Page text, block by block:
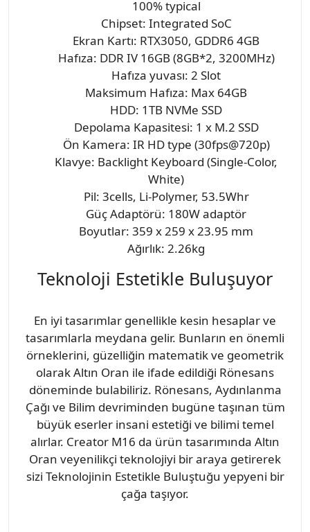
100% typical
Chipset: Integrated SoC
Ekran Kartı: RTX3050, GDDR6 4GB
Hafıza: DDR IV 16GB (8GB*2, 3200MHz)
Hafıza yuvası: 2 Slot
Maksimum Hafıza: Max 64GB
HDD: 1TB NVMe SSD
Depolama Kapasitesi: 1 x M.2 SSD
Ön Kamera: IR HD type (30fps@720p)
Klavye: Backlight Keyboard (Single-Color,
White)
Pil: 3cells, Li-Polymer, 53.5Whr
Güç Adaptörü: 180W adaptör
Boyutlar: 359 x 259 x 23.95 mm
Ağırlık: 2.26kg
Teknoloji Estetikle Buluşuyor
En iyi tasarımlar genellikle kesin hesaplar ve
tasarımlarla meydana gelir. Bunların en önemli
örneklerini, güzelliğin matematik ve geometrik
olarak Altın Oran ile ifade edildiği Rönesans
döneminde bulabiliriz. Rönesans, Aydınlanma
Çağı ve Bilim devriminden bugüne taşınan tüm
büyük eserler insani estetiği ve bilimi temel
alırlar. Creator M16 da ürün tasarımında Altın
Oran veyenilikçi teknolojiyi bir araya getirerek
sizi Teknolojinin Estetikle Buluştuğu yepyeni bir
çağa taşıyor.